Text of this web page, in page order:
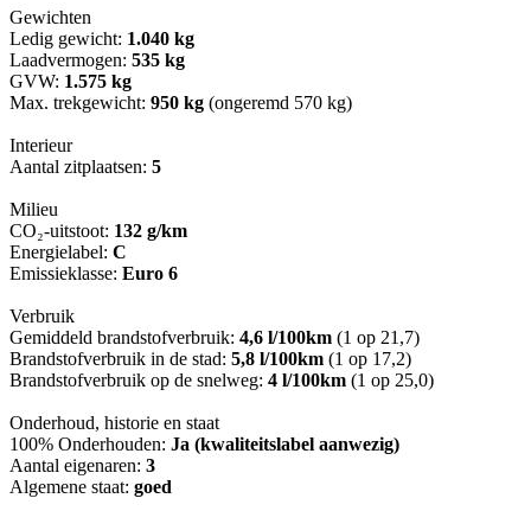
Gewichten
Ledig gewicht: 1.040 kg
Laadvermogen: 535 kg
GVW: 1.575 kg
Max. trekgewicht: 950 kg (ongeremd 570 kg)
Interieur
Aantal zitplaatsen: 5
Milieu
CO₂-uitstoot: 132 g/km
Energielabel: C
Emissieklasse: Euro 6
Verbruik
Gemiddeld brandstofverbruik: 4,6 l/100km (1 op 21,7)
Brandstofverbruik in de stad: 5,8 l/100km (1 op 17,2)
Brandstofverbruik op de snelweg: 4 l/100km (1 op 25,0)
Onderhoud, historie en staat
100% Onderhouden: Ja (kwaliteitslabel aanwezig)
Aantal eigenaren: 3
Algemene staat: goed